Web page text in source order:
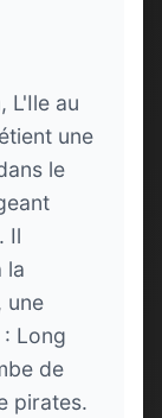
L'Ile au
une
le
Il
la
une
Long
de
pirates.